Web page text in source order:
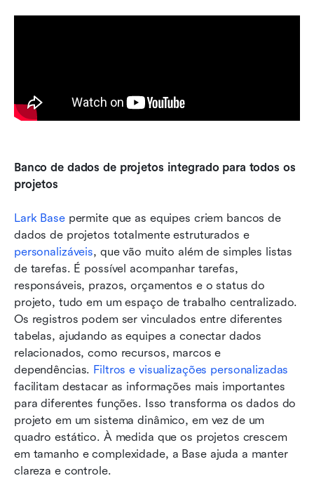
Banco de dados de projetos integrado para todos os
projetos
Lark Base permite que as equipes criem bancos de
dados de projetos totalmente estruturados e
personalizáveis, que vão muito além de simples listas
de tarefas. É possível acompanhar tarefas,
responsáveis, prazos, orçamentos e o status do
projeto, tudo em um espaço de trabalho centralizado.
Os registros podem ser vinculados entre diferentes
tabelas, ajudando as equipes a conectar dados
relacionados, como recursos, marcos e
dependências. Filtros e visualizações personalizadas
facilitam destacar as informações mais importantes
para diferentes funções. Isso transforma os dados do
projeto em um sistema dinâmico, em vez de um
quadro estático. À medida que os projetos crescem
em tamanho e complexidade, a Base ajuda a manter
clareza e controle.